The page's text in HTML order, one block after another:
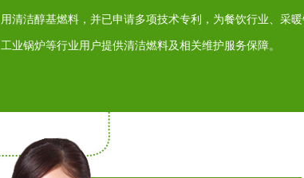
用清洁醇基燃料，并已申请多项技术专利，为餐饮行业、采暖
工业锅炉等行业用户提供清洁燃料及相关维护服务保障。